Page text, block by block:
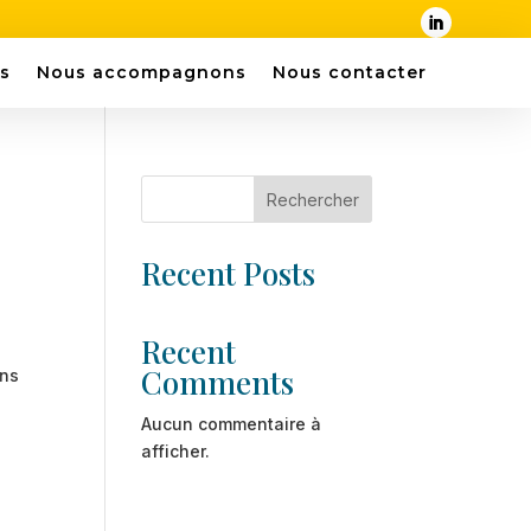
Nous accompagnons Nous contacter
Rechercher
Recent Posts
Recent
Comments
Aucun commentaire à
afficher.